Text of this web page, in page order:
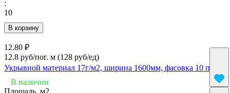
В корзину
:
10
12.80 ₽
12.8 руб/пог. м (128 руб/eд)
Укрывной материал 17г/м2, ширина 1600мм, фасовка 10 п.м.
В наличии